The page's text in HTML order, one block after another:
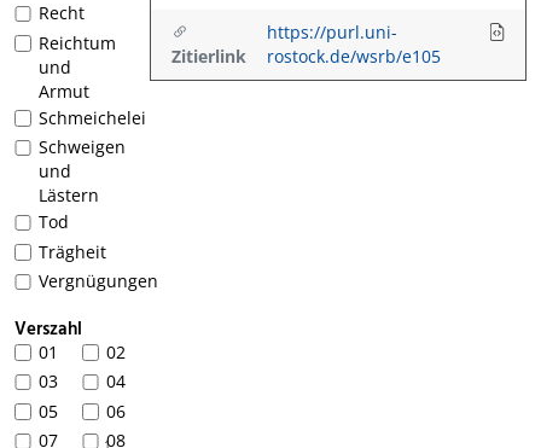
Recht
Reichtum
und
Armut
Schmeichelei
Schweigen
und
Lästern
Tod
Trägheit
Vergnügungen
Verszahl
01
02
03
04
05
06
07
08
Zitierlink
https://purl.uni-
rostock.de/wsrb/e105